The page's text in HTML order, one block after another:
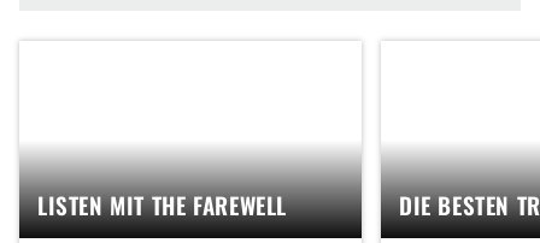
LISTEN MIT THE FAREWELL DIE BESTEN